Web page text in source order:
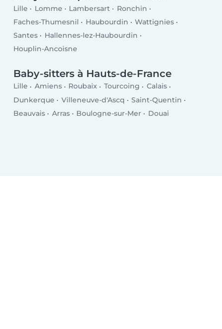
Lille Lomme Lambersart
Ronchin
Faches-Thumesnil
Haubourdin
Wattignies
Santes
Hallennes-lez-Haubourdin
Houplin-Ancoisne
Baby-sitters à Hauts-de-France
Lille Amiens Roubaix Tourcoing
Calais
Dunkerque
Villeneuve-d'Ascq
Saint-Quentin
Beauvais
Arras Boulogne-sur-Mer Douai